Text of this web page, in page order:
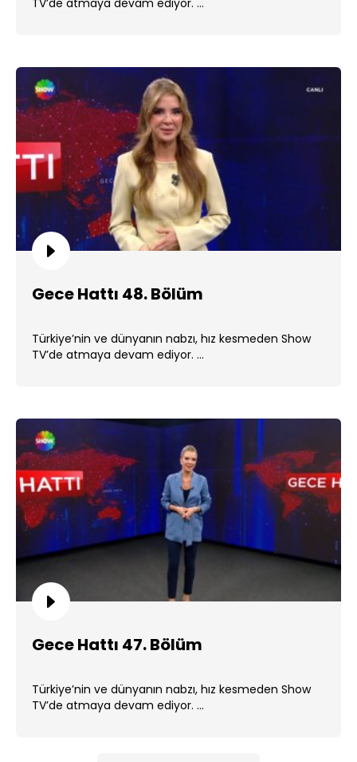
TV’de atmaya devam ediyor. ...
Gece Hattı 48. Bölüm
Türkiye’nin ve dünyanın nabzı, hız kesmeden Show
TV’de atmaya devam ediyor. ...
Gece Hattı 47. Bölüm
Türkiye’nin ve dünyanın nabzı, hız kesmeden Show
TV’de atmaya devam ediyor. ...